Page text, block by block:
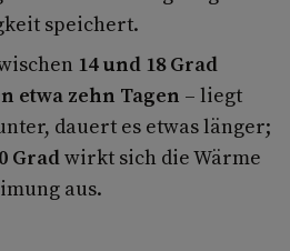
speichert.
14 und 18 Grad
etwa zehn Tagen – liegt
dauert es etwas länger;
Gradwirkt sich die Wärme
aus.